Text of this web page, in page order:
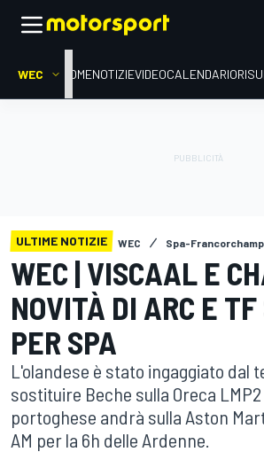
WEC HOMENOTIZIEVIDEOCALENDARIO
ULTIME NOTIZIE WEC Spa-
WEC | VISCAAL E
NOVITÀ DI ARC E TF
PER SPA
L'olandese è stato ingaggiato dal
sostituire Beche sulla Oreca
portoghese andrà sulla Aston
AM per la 6h delle Ardenne.